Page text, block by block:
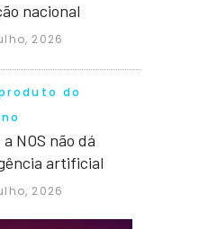
nacional
2026
do
NOS não dá
artificial
2026